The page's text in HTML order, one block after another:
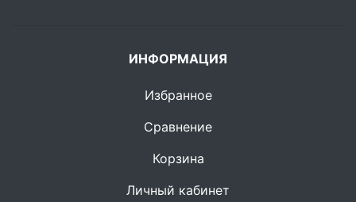
ИНФОРМАЦИЯ
Избранное
Сравнение
Корзина
Личный кабинет